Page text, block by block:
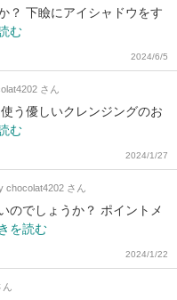
？ 下瞼にアイシャドウをす
む
2024/6/5
さん
う優しいクレンジングのお
む
2024/1/27
chocolat4202 さん
のでしょうか？ ポイントメ
を読む
2024/1/22
ん